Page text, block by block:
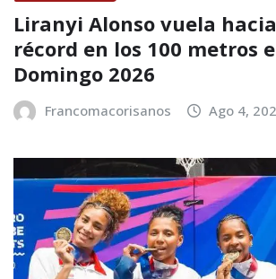
Liranyi Alonso vuela
récord en los 100 metros
Domingo 2026
Francomacorisanos Ago 4,